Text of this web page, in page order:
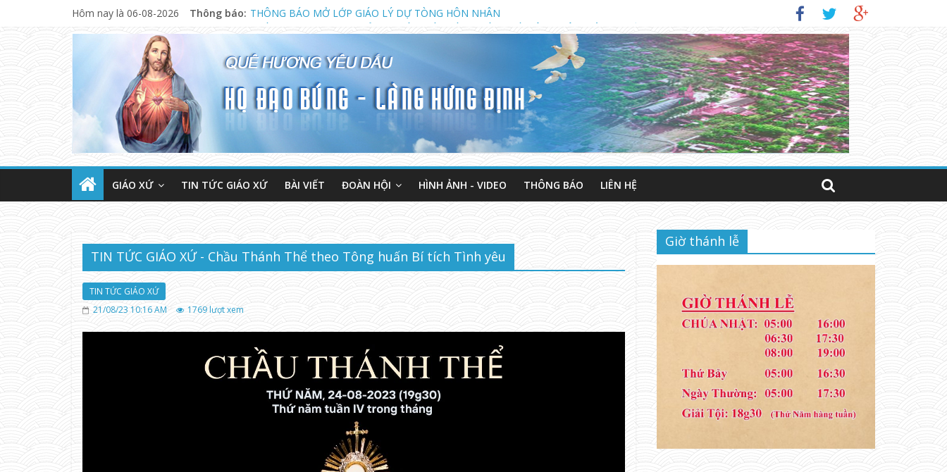
Hôm nay là 06-08-2026 Thông báo: THÔNG BÁO MỞ LỚP GIÁO LÝ DỰ TÒNG HÔN NHÂN
NGÀY 13.08.2023 KHAI GIẢNG KHÓA GIÁO LÝ DỰ TÒNG VÀ HÔN NHÂN (LÚC 18 GIỜ)
CHƯƠNG TRÌNH MỤC VỤ TUẦN THÁNH NĂM 2023
GIÁO XỨ TIN TỨC GIÁO XỨ BÀI VIẾT ĐOÀN HỘI HÌNH ẢNH - VIDEO THÔNG BÁO LIÊN HỆ
TIN TỨC GIÁO XỨ - Chầu Thánh Thể theo Tông huấn Bí tích Tình yêu
TIN TỨC GIÁO XỨ
21/08/23 10:16 AM
1769lượt xem
Giờ thánh lễ